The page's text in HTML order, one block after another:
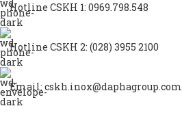
Hotline CSKH 1: 0969.798.548
Hotline CSKH 2: (028) 3955 2100
Email: cskh.inox@daphagroup.com